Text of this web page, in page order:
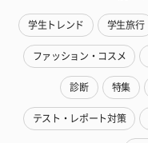
学生トレンド 学生旅行
ファッション・コスメ
診断 特集
テスト・レポート対策